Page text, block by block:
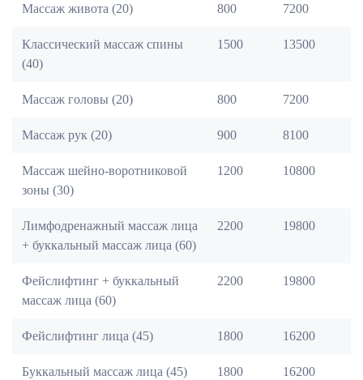
Массаж живота (20) 800 7200
Классический массаж спины
(40)
1500 13500
Массаж головы (20) 800 7200
Массаж рук (20) 900 8100
Массаж шейно-воротниковой
зоны (30)
1200 10800
Лимфодренажный массаж лица
+ буккальный массаж лица (60)
2200 19800
Фейслифтинг + буккальный
массаж лица (60)
2200 19800
Фейслифтинг лица (45) 1800 16200
Буккальный массаж лица (45) 1800 16200